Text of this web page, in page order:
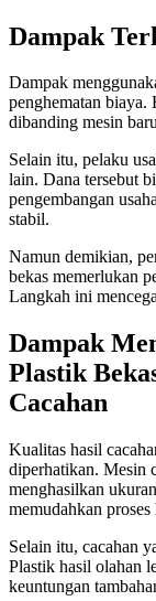
Dampak
Dampak
penghematan biaya.
dibanding mesin
Selain itu, pelaku
lain. Dana tersebut
pengembangan
stabil.
Namun demikian,
bekas memerlukan
Langkah ini
Dampak
Plastik
Cacahan
Kualitas hasil
diperhatikan. Mesin
menghasilkan
memudahkan proses
Selain itu, cacahan
Plastik hasil olahan
keuntungan